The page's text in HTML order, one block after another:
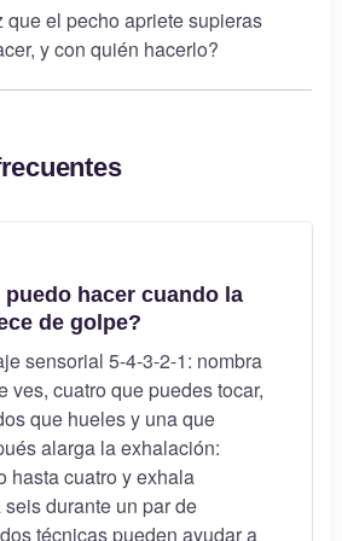
que el pecho apriete supieras
y con quién hacerlo?
hacer cuando la
de golpe?
sensorial 5-4-3-2-1: nombra
ves, cuatro que puedes tocar,
que hueles y una que
alarga la exhalación:
hasta cuatro y exhala
durante un par de
técnicas pueden ayudar a